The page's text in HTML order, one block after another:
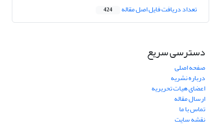
تعداد دریافت فایل اصل مقاله 424
دسترسی سریع
صفحه اصلی
درباره نشریه
اعضای هیات تحریریه
ارسال مقاله
تماس با ما
نقشه سایت